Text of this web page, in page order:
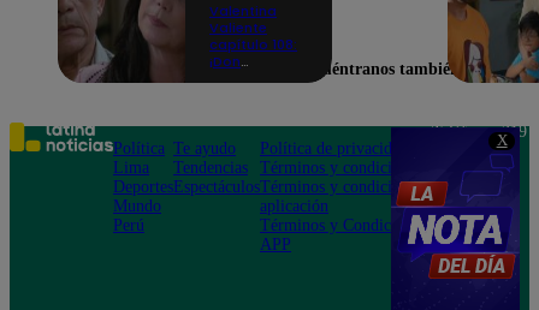
X
Valentina
Valiente
capítulo 108:
¡Don
Frida tras
descubrir una
contradicción
en una
conversación!
Encuéntranos también en
Política
Lima
Deportes
Mundo
Perú
Te ayudo
Tendencias
Espectáculos
Política de privacidad
Términos y condiciones
Términos y condiciones
aplicación
Términos y Condiciones
APP
Teléfono: 219
Av. San
Felipe 968
Jesús María